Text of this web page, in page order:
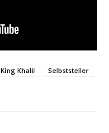
King Khalil
Selbststeller